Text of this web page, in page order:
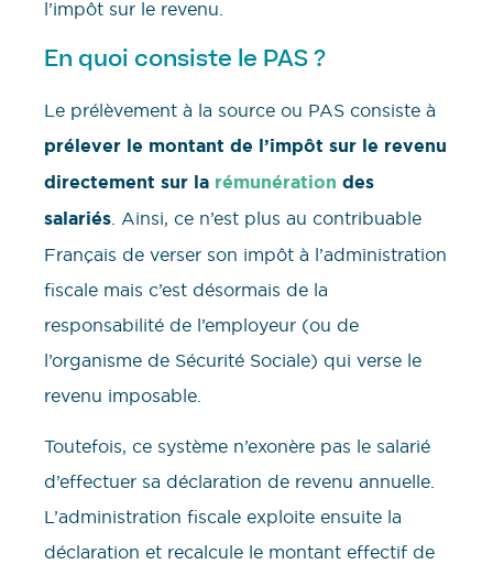
l’impôt sur le revenu.
En quoi consiste le PAS ?
Le prélèvement à la source ou PAS consiste à
prélever le montant de l’impôt sur le revenu
directement sur la rémunération des
salariés . Ainsi, ce n’est plus au contribuable
Français de verser son impôt à l’administration
fiscale mais c’est désormais de la
responsabilité de l’employeur (ou de
l’organisme de Sécurité Sociale) qui verse le
revenu imposable.
Toutefois, ce système n’exonère pas le salarié
d’effectuer sa déclaration de revenu annuelle.
L’administration fiscale exploite ensuite la
déclaration et recalcule le montant effectif de